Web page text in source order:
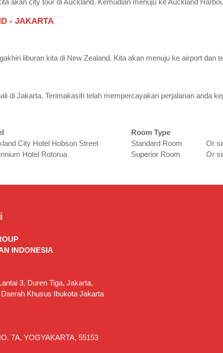
akan city tour di Auckland. Kemudian menuju ke Auckland
- JAKARTA
liburan kita di New Zealand. Kita akan menuju ke airport
di Jakarta. Terimakasih telah mempercayakan perjalanan anda
Room Type
City Hotel Hobson Street Standard Room
Or
Hotel Rotorua Superior Room Or
INDONESIA
3, Duren Tiga, Jakarta,
Khusus Ibukota Jakarta
7A, YOGYAKARTA, 55153